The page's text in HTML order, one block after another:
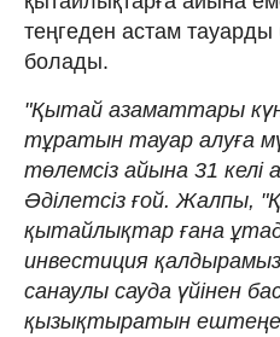
теңгеден астам
болады.
"Қытай азаматтары
тұратын тауар алуға
төлемсіз айына 31 келі
Әділетсіз ғой. Жалпы,
қытайлықтар ғана
инвестиция
санаулы сауда үйінен
қызықтыратын ештеңе